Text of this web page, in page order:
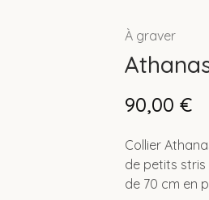
À graver
90,00 €
Collier
de petits stris
de 70 cm en